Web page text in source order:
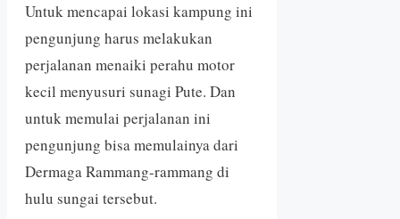
Untuk mencapai lokasi kampung ini
pengunjung harus melakukan
perjalanan menaiki perahu motor
kecil menyusuri sunagi Pute. Dan
untuk memulai perjalanan ini
pengunjung bisa memulainya dari
Dermaga Rammang-rammang di
hulu sungai tersebut.